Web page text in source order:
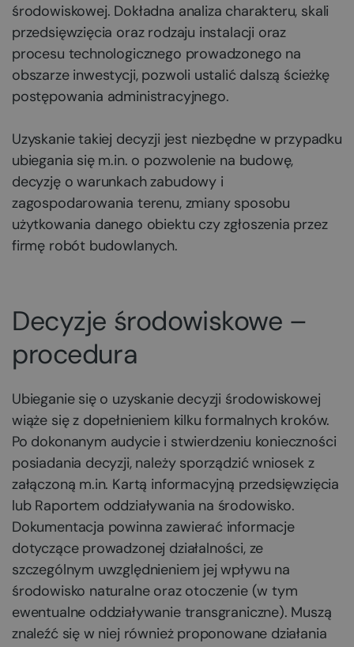
środowiskowej. Dokładna analiza charakteru, skali
przedsięwzięcia oraz rodzaju instalacji oraz
procesu technologicznego prowadzonego na
obszarze inwestycji, pozwoli ustalić dalszą ścieżkę
postępowania administracyjnego.
Uzyskanie takiej decyzji jest niezbędne w przypadku
ubiegania się m.in. o pozwolenie na budowę,
decyzję o warunkach zabudowy i
zagospodarowania terenu, zmiany sposobu
użytkowania danego obiektu czy zgłoszenia przez
firmę robót budowlanych.
Decyzje środowiskowe –
procedura
Ubieganie się o uzyskanie decyzji środowiskowej
wiąże się z dopełnieniem kilku formalnych kroków.
Po dokonanym audycie i stwierdzeniu konieczności
posiadania decyzji, należy sporządzić wniosek z
załączoną m.in. Kartą informacyjną przedsięwzięcia
lub Raportem oddziaływania na środowisko.
Dokumentacja powinna zawierać informacje
dotyczące prowadzonej działalności, ze
szczególnym uwzględnieniem jej wpływu na
środowisko naturalne oraz otoczenie (w tym
ewentualne oddziaływanie transgraniczne). Muszą
znaleźć się w niej również proponowane działania